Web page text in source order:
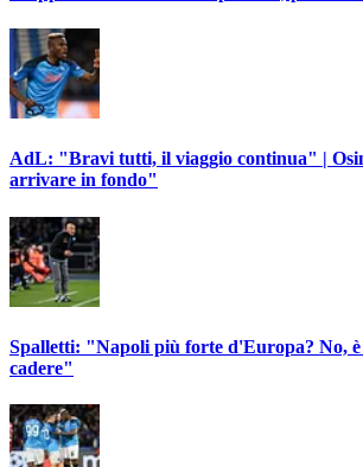
AdL: "Bravi tutti, il viaggio continua" |
arrivare in fondo"
Spalletti: "Napoli più forte d'Europa? No,
cadere"